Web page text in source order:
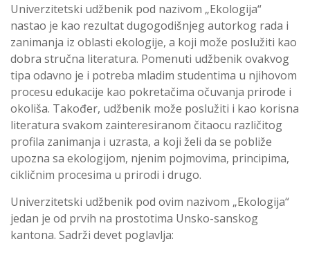
Univerzitetski udžbenik pod nazivom „Ekologija“
nastao je kao rezultat dugogodišnjeg autorkog rada i
zanimanja iz oblasti ekologije, a koji može poslužiti kao
dobra stručna literatura. Pomenuti udžbenik ovakvog
tipa odavno je i potreba mladim studentima u njihovom
procesu edukacije kao pokretačima očuvanja prirode i
okoliša. Također, udžbenik može poslužiti i kao korisna
literatura svakom zainteresiranom čitaocu različitog
profila zanimanja i uzrasta, a koji želi da se pobliže
upozna sa ekologijom, njenim pojmovima, principima,
cikličnim procesima u prirodi i drugo.
Univerzitetski udžbenik pod ovim nazivom „Ekologija“
jedan je od prvih na prostotima Unsko-sanskog
kantona. Sadrži devet poglavlja: